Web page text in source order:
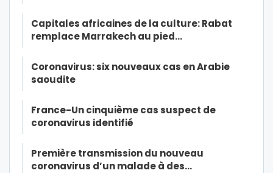
Capitales africaines de la culture: Rabat
remplace Marrakech au pied…
Coronavirus: six nouveaux cas en Arabie
saoudite
France-Un cinquième cas suspect de
coronavirus identifié
Première transmission du nouveau
coronavirus d’un malade à des…